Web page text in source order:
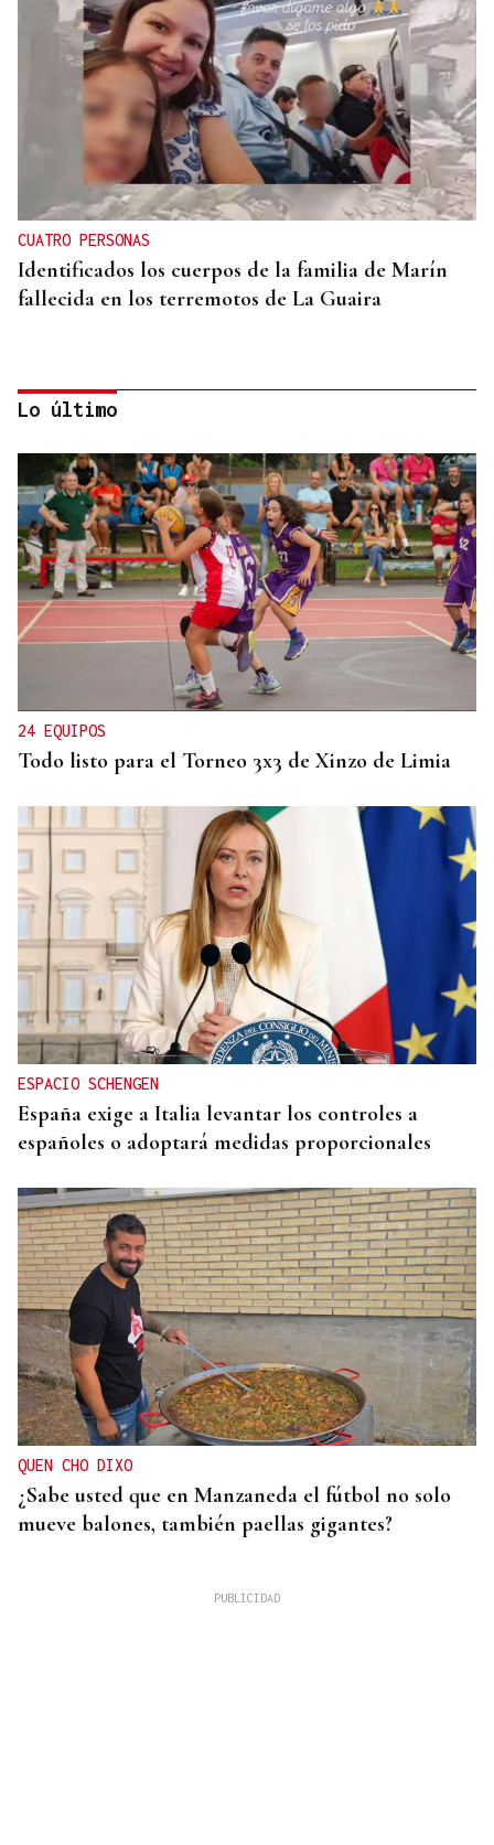
CUATRO PERSONAS
Identificados los cuerpos de la familia de Marín
fallecida en los terremotos de La Guaira
PROTOCOLO DE VIGILANCIA
Galicia vigila a los contactos del contagiado
franco-argentino por hantavirus
Lo último
24 EQUIPOS
Todo listo para el Torneo 3x3 de Xinzo de Limia
ESPACIO SCHENGEN
España exige a Italia levantar los controles a
españoles o adoptará medidas proporcionales
QUEN CHO DIXO
¿Sabe usted que en Manzaneda el fútbol no solo
mueve balones, también paellas gigantes?